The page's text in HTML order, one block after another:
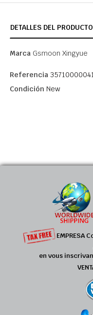
DETALLES DEL PRODUCTO
Marca Gsmoon Xingyue
Referencia
Condición New
EMPRESA
en vous